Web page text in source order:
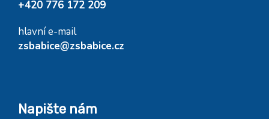
+420 776 172 209
hlavní e-mail
zsbabice@zsbabice.cz
Napište nám